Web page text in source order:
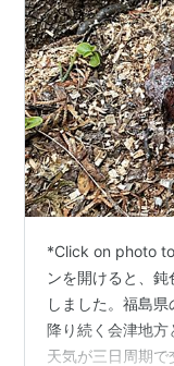
*Click on photo
ンを開けると、
しました。福島
降り続く会津地
天気が三日周期